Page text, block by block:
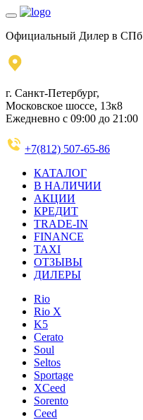
Официальный Дилер в СПб
г. Санкт-Петербург,
Московское шоссе, 13к8
Ежедневно с 09:00 до 21:00
+7(812) 507-65-86
КАТАЛОГ
В НАЛИЧИИ
АКЦИИ
КРЕДИТ
TRADE-IN
FINANCE
TAXI
ОТЗЫВЫ
ДИЛЕРЫ
Rio
Rio X
K5
Cerato
Soul
Seltos
Sportage
XCeed
Sorento
Ceed